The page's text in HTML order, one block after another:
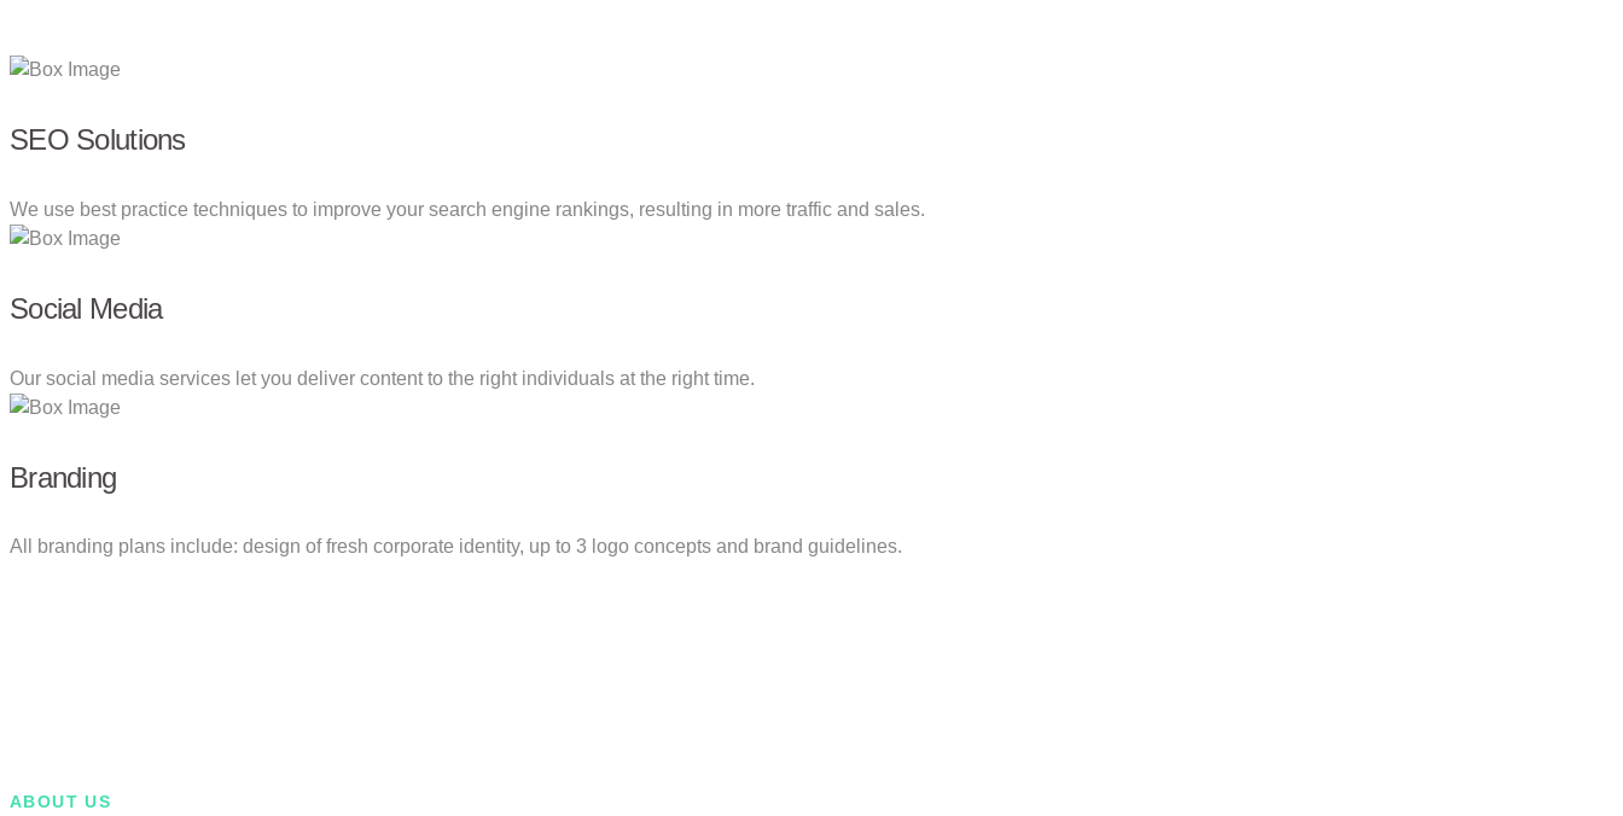
SEO Solutions
We use best practice techniques to improve your search engine rankings, resulting in more traffic and sales.
Social Media
Our social media services let you deliver content to the right individuals at the right time.
Branding
All branding plans include: design of fresh corporate identity, up to 3 logo concepts and brand guidelines.
ABOUT US